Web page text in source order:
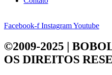
Facebook-f InstagramYoutube
©2009-2025 |
OS DIREITOS